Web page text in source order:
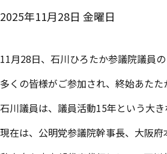
2025年11月28日 金曜日
11月28日、石川ひろたか参議院議員
多くの皆様がご参加され、終始あた
石川議員は、議員活動15年という大き
現在は、公明党参議院幹事長、大阪